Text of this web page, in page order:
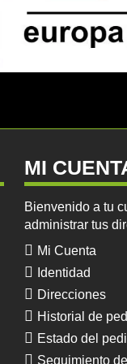
MI
Bienvenido a tu
administrar tus
Mi Cuenta
Identidad
Direcciones
Historial de
Estado del
Seguimiento